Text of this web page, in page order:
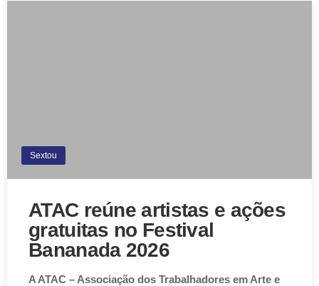
Sextou
ATAC reúne artistas e ações
gratuitas no Festival
Bananada 2026
A ATAC – Associação dos Trabalhadores em Arte e